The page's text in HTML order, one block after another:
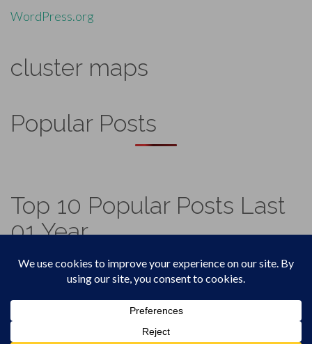
WordPress.org
cluster maps
Popular Posts
Top 10 Popular Posts Last
01 Year
Footer
Menu
Top Home
Vadicjagat.Theme by